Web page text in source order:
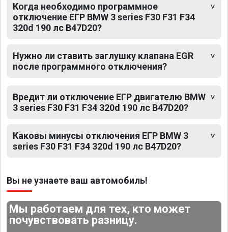
Когда необходимо программное
отключение ЕГР BMW 3 series F30 F31 F34
320d 190 лс B47D20?
Нужно ли ставить заглушку клапана EGR
после программного отключения?
Вредит ли отключение ЕГР двигателю BMW
3 series F30 F31 F34 320d 190 лс B47D20?
Каковы минусы отключения ЕГР BMW 3
series F30 F31 F34 320d 190 лс B47D20?
Вы не узнаете ваш автомобиль!
Мы работаем для тех, кто может
почувствовать разницу.